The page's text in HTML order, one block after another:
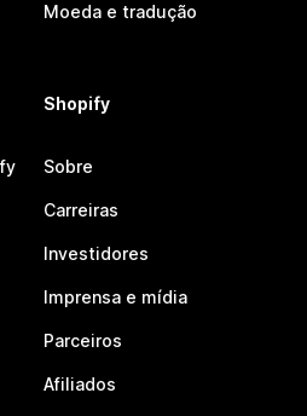
Moeda e tradução
Shopify
Sobre
Carreiras
Investidores
Imprensa e mídia
Parceiros
Afiliados